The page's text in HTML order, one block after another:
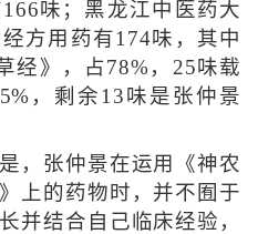
味；黑龙江中医药大
方用药有174味，其中
经》，占78%，25味载
，剩余13味是张仲景
张仲景在运用《神农
上的药物时，并不囿于
并结合自己临床经验，